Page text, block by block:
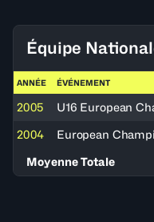
Équipe
ANNÉE ÉVÉNEMENT
2005 U16 European
2004
European
Moyenne Totale